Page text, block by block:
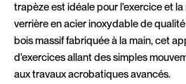
trapèze est idéale pour l'exercice et
verrière en acier inoxydable de
bois massif fabriquée à la main, cet
d'exercices allant des simples
aux travaux acrobatiques avancés.